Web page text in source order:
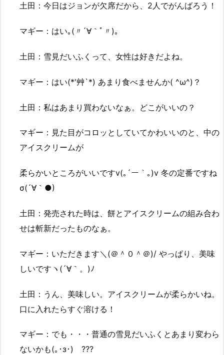
土田：今日はジョンが欠席だから、2人でがんばろう！
マギー：はい｡(〃´∀｀ﾟ〃)｡
土田：雪見だいふくって、女性は好きだよね。
マギー：はい(*′艸`*) あまり食べませんか( ^ω^)？
土田：私はあまり買わないなぁ。どこがいいの？
マギー：見た目がコロッとしていてかわいいのと、中の
アイスクリームが
柔らかいところがいいですv(｡´ー｀｡)v 冬の定番ですね
σ(´∀｀●)
土田：発売された時は、餅とアイスクリームの組み合わ
せは斬新だったものなぁ。
マギー：いただきます＼(＠＾０＾＠)/ やっぱり、美味
しいですヽ(´∀｀。)ﾉ
土田：うん、美味しい。アイスクリームが柔らかいね。
口に入れたらすぐ溶ける！
マギー：でも・・・普通の雪見だいふくとあまり変わら
ないかも(｡･з･)ゞ???